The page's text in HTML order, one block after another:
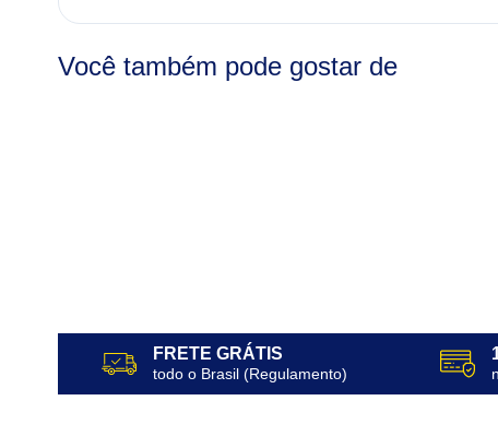
Você também pode gostar de
FRETE GRÁTIS
todo o Brasil (Regulamento)